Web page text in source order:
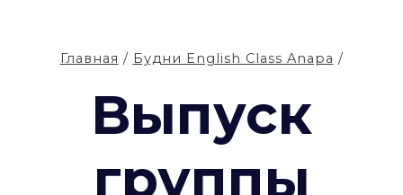
Главная / Будни English Class Anapa /
Выпуск
группы